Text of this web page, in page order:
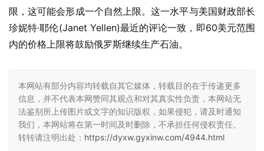
限，这可能会形成一个自然上限。这一水平与美国财政部长
珍妮特·耶伦(Janet Yellen)最近的评论一致，即60美元范围
内的价格上限将鼓励俄罗斯继续生产石油。
本网站有部分内容均转载自其它媒体，转载目的在于传递更多
信息，并不代表本网赞同其观点和对其真实性负责，本网站无
法鉴别所上传图片或文字的知识版权，如果侵犯，请及时通知
我们，本网站将在第一时间及时删除，不承担任何侵权责任。
转转请注明出处： https://dyxw.gyxinw.com/4944.html